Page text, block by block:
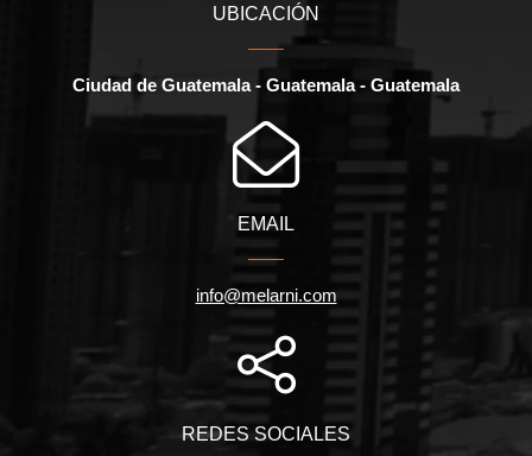
UBICACIÓN
Ciudad de Guatemala - Guatemala - Guatemala
EMAIL
info@melarni.com
REDES SOCIALES